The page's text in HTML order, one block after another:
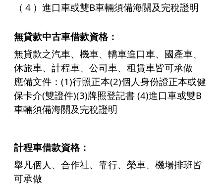
（４）進口車或雙B車輛須備海關及完稅證明
無貸款中古車借款資格：
無貸款之汽車、機車、轎車進口車、國產車、
休旅車、計程車、公司車、租賃車皆可承做
應備文件：(1)行照正本(2)個人身份證正本或健
保卡介(雙證件)(3)牌照登記書 (4)進口車或雙B
車輛須備海關及完稅證明
計程車借款資格：
舉凡個人、合作社、靠行、榮車、機場排班皆
可承做